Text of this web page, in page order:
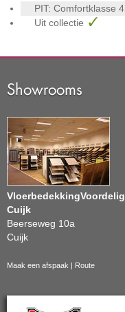
PIT: Comfortklasse 4
Uit collectie
Showrooms
VloerbedekkingVoordelig
Cuijk
Beerseweg 10a
Cuijk
Maak een afspaak | Route